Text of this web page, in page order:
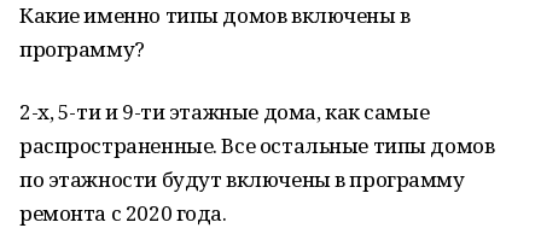
Какие именно типы домов включены в
программу?
2-х, 5-ти и 9-ти этажные дома, как самые
распространенные. Все остальные типы домов
по этажности будут включены в программу
ремонта с 2020 года.